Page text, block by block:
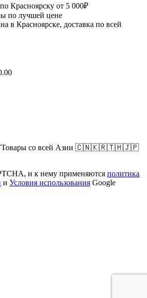
Красноярску от 5 000₽
по лучшей цене
в Красноярске, доставка по всей
🐼Товары со всей Азии 🇨🇳🇰🇷🇹🇭🇯🇵
и к нему применяются политика
и Условия использования Google